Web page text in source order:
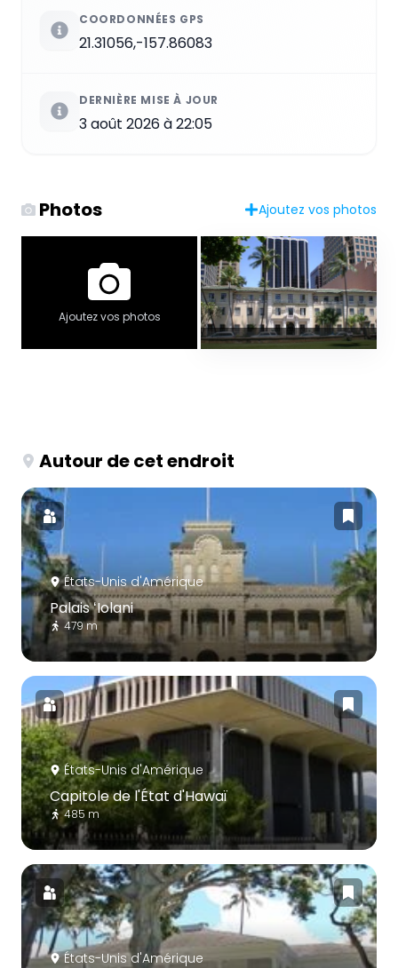
COORDONNÉES GPS
21.31056,-157.86083
DERNIÈRE MISE À JOUR
3 août 2026 à 22:05
Photos Ajoutez vos photos
Ajoutez vos photos
Autour de cet endroit
États-Unis d'Amérique
Palais ʻIolani
479 m
États-Unis d'Amérique
Capitole de l'État d'Hawaï
485 m
États-Unis d'Amérique